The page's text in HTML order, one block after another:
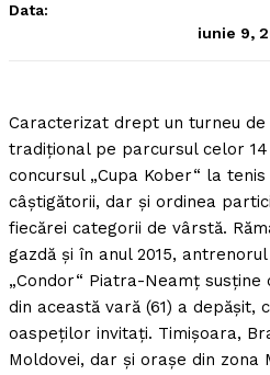
Data:
iunie 9,
Caracterizat drept un turneu
tradiţional pe parcursul celor
concursul „Cupa Kober“ la
câştigătorii, dar şi ordinea
fiecărei categorii de vârstă.
gazdă şi în anul 2015,
„Condor“ Piatra-Neamţ
din această vară (61) a depăşit,
oaspeţilor invitaţi. Timişoara,
Moldovei, dar şi oraşe din zona